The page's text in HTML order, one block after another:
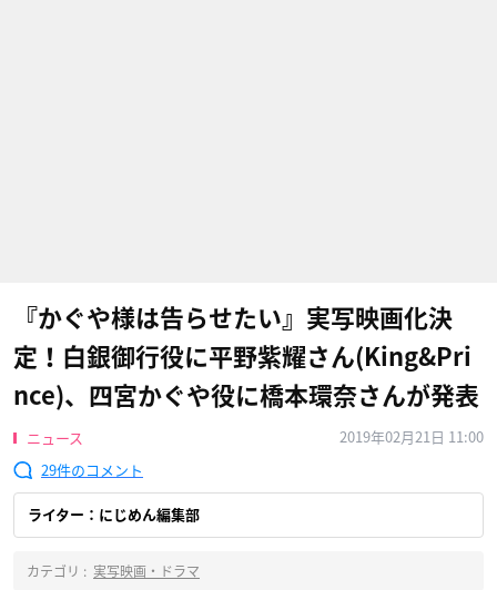
『かぐや様は告らせたい』実写映画化決
定！白銀御行役に平野紫耀さん(King&Pri
nce)、四宮かぐや役に橋本環奈さんが発表
ニュース
2019年02月21日 11:00
29
ライター：にじめん編集部
カテゴリ : 実写映画・ドラマ